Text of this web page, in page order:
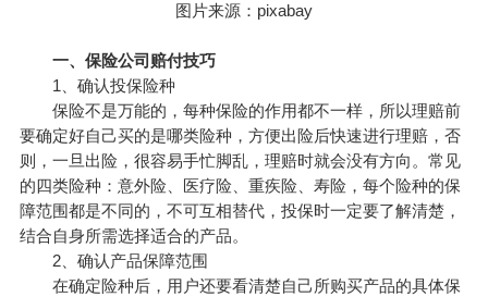
图片来源：pixabay
一、保险公司赔付技巧
1、确认投保险种
保险不是万能的，每种保险的作用都不一样，所以理赔前
要确定好自己买的是哪类险种，方便出险后快速进行理赔，否
则，一旦出险，很容易手忙脚乱，理赔时就会没有方向。常见
的四类险种：意外险、医疗险、重疾险、寿险，每个险种的保
障范围都是不同的，不可互相替代，投保时一定要了解清楚，
结合自身所需选择适合的产品。
2、确认产品保障范围
在确定险种后，用户还要看清楚自己所购买产品的具体保